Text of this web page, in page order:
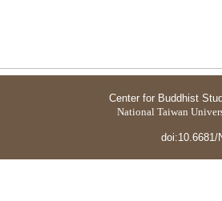
Center for Buddhist
National Taiwan
doi:10.6681/